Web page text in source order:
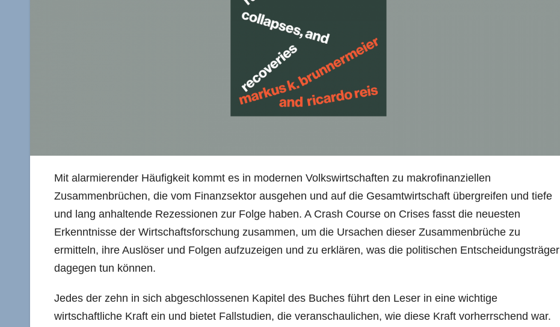
Mit alarmierender Häufigkeit kommt es in modernen Volkswirtschaften zu makrofinanziellen
Zusammenbrüchen, die vom Finanzsektor ausgehen und auf die Gesamtwirtschaft übergreifen und tiefe
und lang anhaltende Rezessionen zur Folge haben. A Crash Course on Crises fasst die neuesten
Erkenntnisse der Wirtschaftsforschung zusammen, um die Ursachen dieser Zusammenbrüche zu
ermitteln, ihre Auslöser und Folgen aufzuzeigen und zu erklären, was die politischen Entscheidungsträger
dagegen tun können.
Jedes der zehn in sich abgeschlossenen Kapitel des Buches führt den Leser in eine wichtige
wirtschaftliche Kraft ein und bietet Fallstudien, die veranschaulichen, wie diese Kraft vorherrschend war.